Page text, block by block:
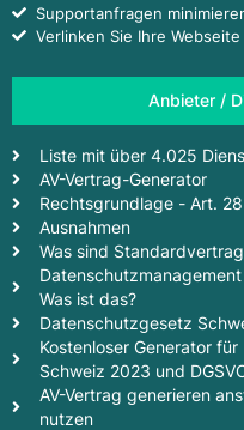
Supportanfragen
Verlinken Sie Ihre
Anbieter /
Liste mit über 4.025
AV-Vertrag-Generator
Rechtsgrundlage - Art. 28
Ausnahmen
Was sind
Was ist das?
Datenschutzgesetz
Kostenloser Generator
Schweiz 2023 und
AV-Vertrag generieren
nutzen